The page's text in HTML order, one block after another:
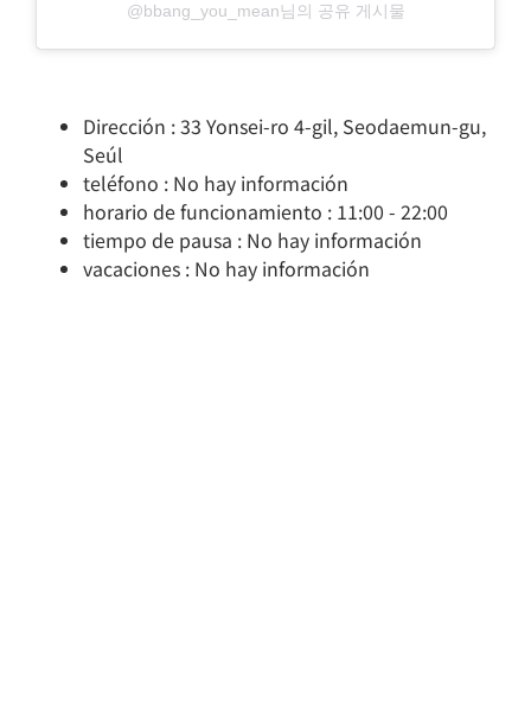
@bbang_you_mean님의 공유 게시물
Dirección : 33 Yonsei-ro 4-gil, Seodaemun-gu,
Seúl
teléfono : No hay información
horario de funcionamiento : 11:00 - 22:00
tiempo de pausa : No hay información
vacaciones : No hay información